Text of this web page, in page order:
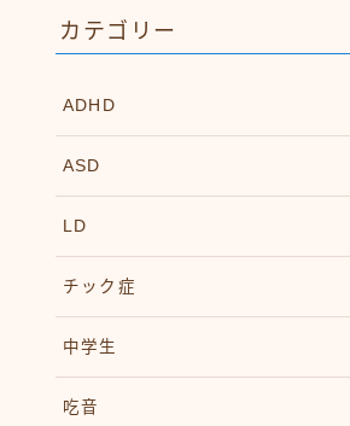
カテゴリー
ADHD
ASD
LD
チック症
中学生
吃音